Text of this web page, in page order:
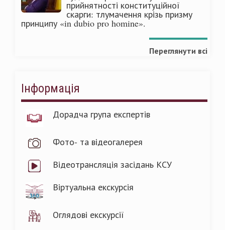
прийнятності конституційної
скарги: тлумачення крізь призму
принципу «in dubio pro homine».
Переглянути всі
Інформація
Дорадча група експертів
Фото- та відеогалерея
Відеотрансляція засідань КСУ
Віртуальна екскурсія
Оглядові екскурсії